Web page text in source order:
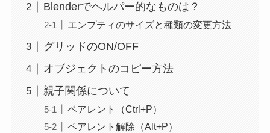
Blenderでヘルパー的なものは？
エンプティのサイズと種類の変更方法
グリッドのON/OFF
オブジェクトのコピー方法
親子関係について
ペアレント（Ctrl+P）
ペアレント解除（Alt+P）